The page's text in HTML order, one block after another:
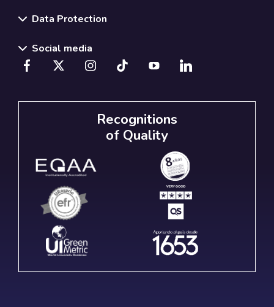
Data Protection
Social media
Recognitions
of Quality